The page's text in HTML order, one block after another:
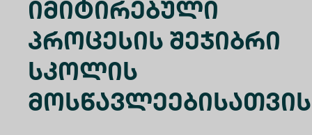
Იმიტირებული
Პროცესის Შეჯიბრი
Სკოლის
Მოსწავლეებისათვის